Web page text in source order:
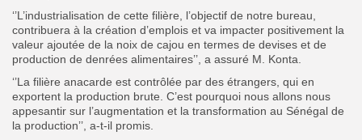
‘’L’industrialisation de cette filière, l’objectif de notre bureau,
contribuera à la création d’emplois et va impacter positivement la
valeur ajoutée de la noix de cajou en termes de devises et de
production de denrées alimentaires’’, a assuré M. Konta.
‘’La filière anacarde est contrôlée par des étrangers, qui en
exportent la production brute. C’est pourquoi nous allons nous
appesantir sur l’augmentation et la transformation au Sénégal de
la production’’, a-t-il promis.